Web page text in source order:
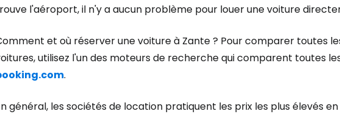
l'aéroport, il n'y a aucun problème pour louer une voiture
et où réserver une voiture à Zante ? Pour comparer toutes
utilisez l'un des moteurs de recherche qui comparent toutes
.
général, les sociétés de location pratiquent les prix les plus élevés en